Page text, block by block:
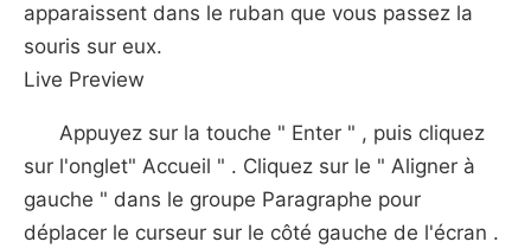
apparaissent dans le ruban que vous passez la
souris sur eux.
Live Preview
Appuyez sur la touche " Enter " , puis cliquez
sur l'onglet" Accueil " . Cliquez sur le " Aligner à
gauche " dans le groupe Paragraphe pour
déplacer le curseur sur le côté gauche de l'écran .